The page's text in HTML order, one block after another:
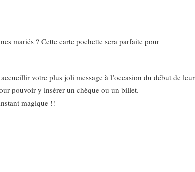
commence
mariés ? Cette carte pochette sera parfaite pour
votre plus joli message à l’occasion du début de leur
pouvoir y insérer un chèque ou un billet.
magique !!